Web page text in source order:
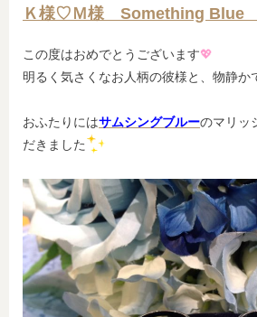
Ｋ様♡Ｍ様 Something Blue
この度はおめでとうございます💖
明るく気さくなお人柄の彼様と、物静か
おふたりにはサムシングブルーのマリッ
だきました